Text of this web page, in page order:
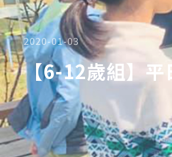
2020-01-03
【6-12歲組】平